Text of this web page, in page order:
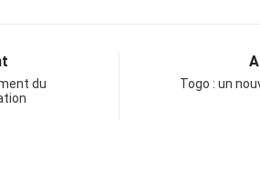
du
Togo : un